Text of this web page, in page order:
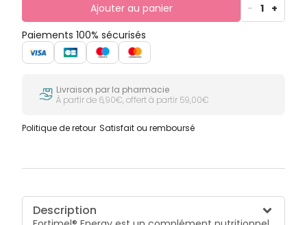
Ajouter au panier - 1 +
Paiements 100% sécurisés
Livraison par la pharmacie
À partir de 6,90€, offert à partir 59,00€
Politique de retour Satisfait ou remboursé
Description